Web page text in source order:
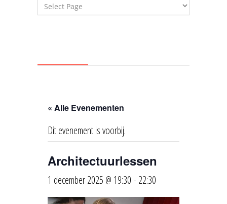
« Alle Evenementen
Dit evenement is voorbij.
Architectuurlessen
1 december 2025 @ 19:30 - 22:30